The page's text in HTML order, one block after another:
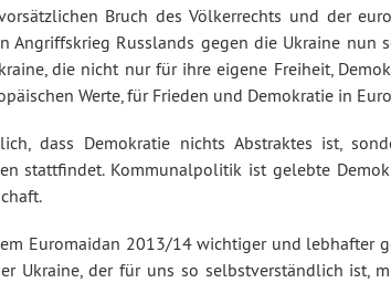
Bruch des Völkerrechts und der
Russlands gegen die Ukraine nun
die nicht nur für ihre eigene Freiheit,
Werte, für Frieden und Demokratie in
dass Demokratie nichts Abstraktes ist,
stattfindet. Kommunalpolitik ist gelebte
Euromaidan 2013/14 wichtiger und lebhafter
Ukraine, der für uns so selbstverständlich ist,